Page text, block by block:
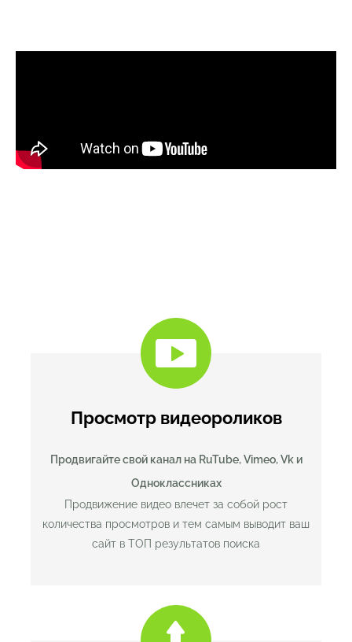
Просмотр видеороликов
Продвигайте свой канал на RuTube, Vimeo, Vk и
Одноклассниках
Продвижение видео влечет за собой рост
количества просмотров и тем самым выводит ваш
сайт в ТОП результатов поиска